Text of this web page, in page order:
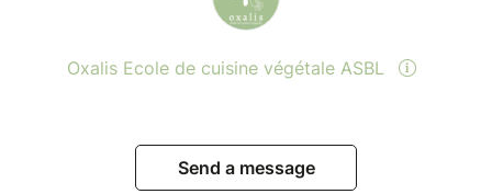
Oxalis Ecole de cuisine végétale ASBL
Send a message